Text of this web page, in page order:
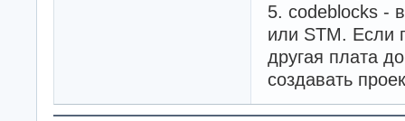
5. codeblocks -
или STM. Если
другая плата
создавать